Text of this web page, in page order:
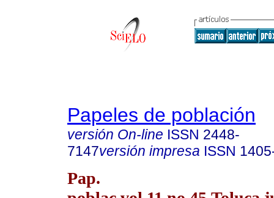
Papeles de población
versión On-line ISSN 2448-
7147versión impresa ISSN
Pap.